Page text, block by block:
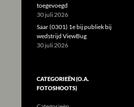
toegevoegd
30 juli 2026
Saar (0301) 1e bij publiek bij
wedstrijd ViewBug
30 juli 2026
CATEGORIEËN (O.A.
FOTOSHOOTS)